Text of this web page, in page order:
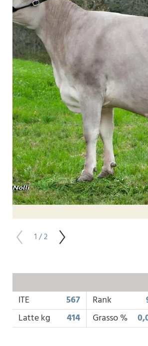
1 / 2
ITE
567 Rank
Latte kg
414 Grasso %